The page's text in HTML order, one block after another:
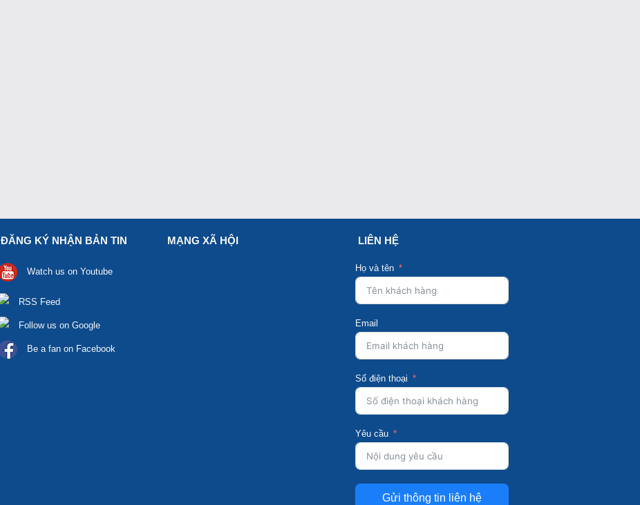
ĐĂNG KÝ NHẬN BẢN TIN
Watch us on Youtube
RSS Feed
Follow us on Google
Be a fan on Facebook
MẠNG XÃ HỘI LIÊN HỆ
Họ và tên
Email
Số điện thoại
Yêu cầu
Gửi thông tin liên hệ